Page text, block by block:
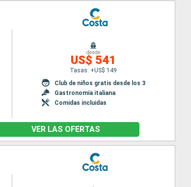
desde
US$ 541
Tasas: +US$ 149
Club de niños gratis desde los 3
Gastronomía italiana
Comidas incluidas
VER LAS OFERTAS